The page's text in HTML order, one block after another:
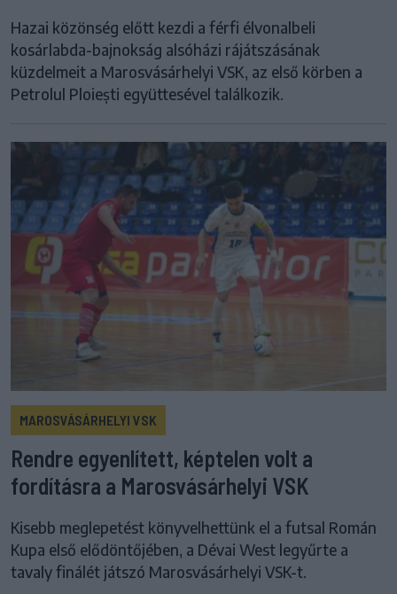
Hazai közönség előtt kezdi a férfi élvonalbeli
kosárlabda-bajnokság alsóházi rájátszásának
küzdelmeit a Marosvásárhelyi VSK, az első körben a
Petrolul Ploiești együttesével találkozik.
MAROSVÁSÁRHELYI VSK
Rendre egyenlített, képtelen volt a
fordításra a Marosvásárhelyi VSK
Kisebb meglepetést könyvelhettünk el a futsal Román
Kupa első elődöntőjében, a Dévai West legyűrte a
tavaly finálét játszó Marosvásárhelyi VSK-t.